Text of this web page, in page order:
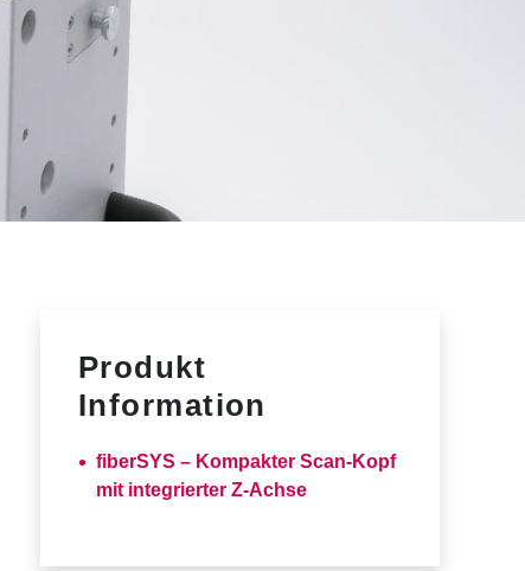
Produkt
Information
fiberSYS – Kompakter Scan-Kopf
mit integrierter Z-Achse